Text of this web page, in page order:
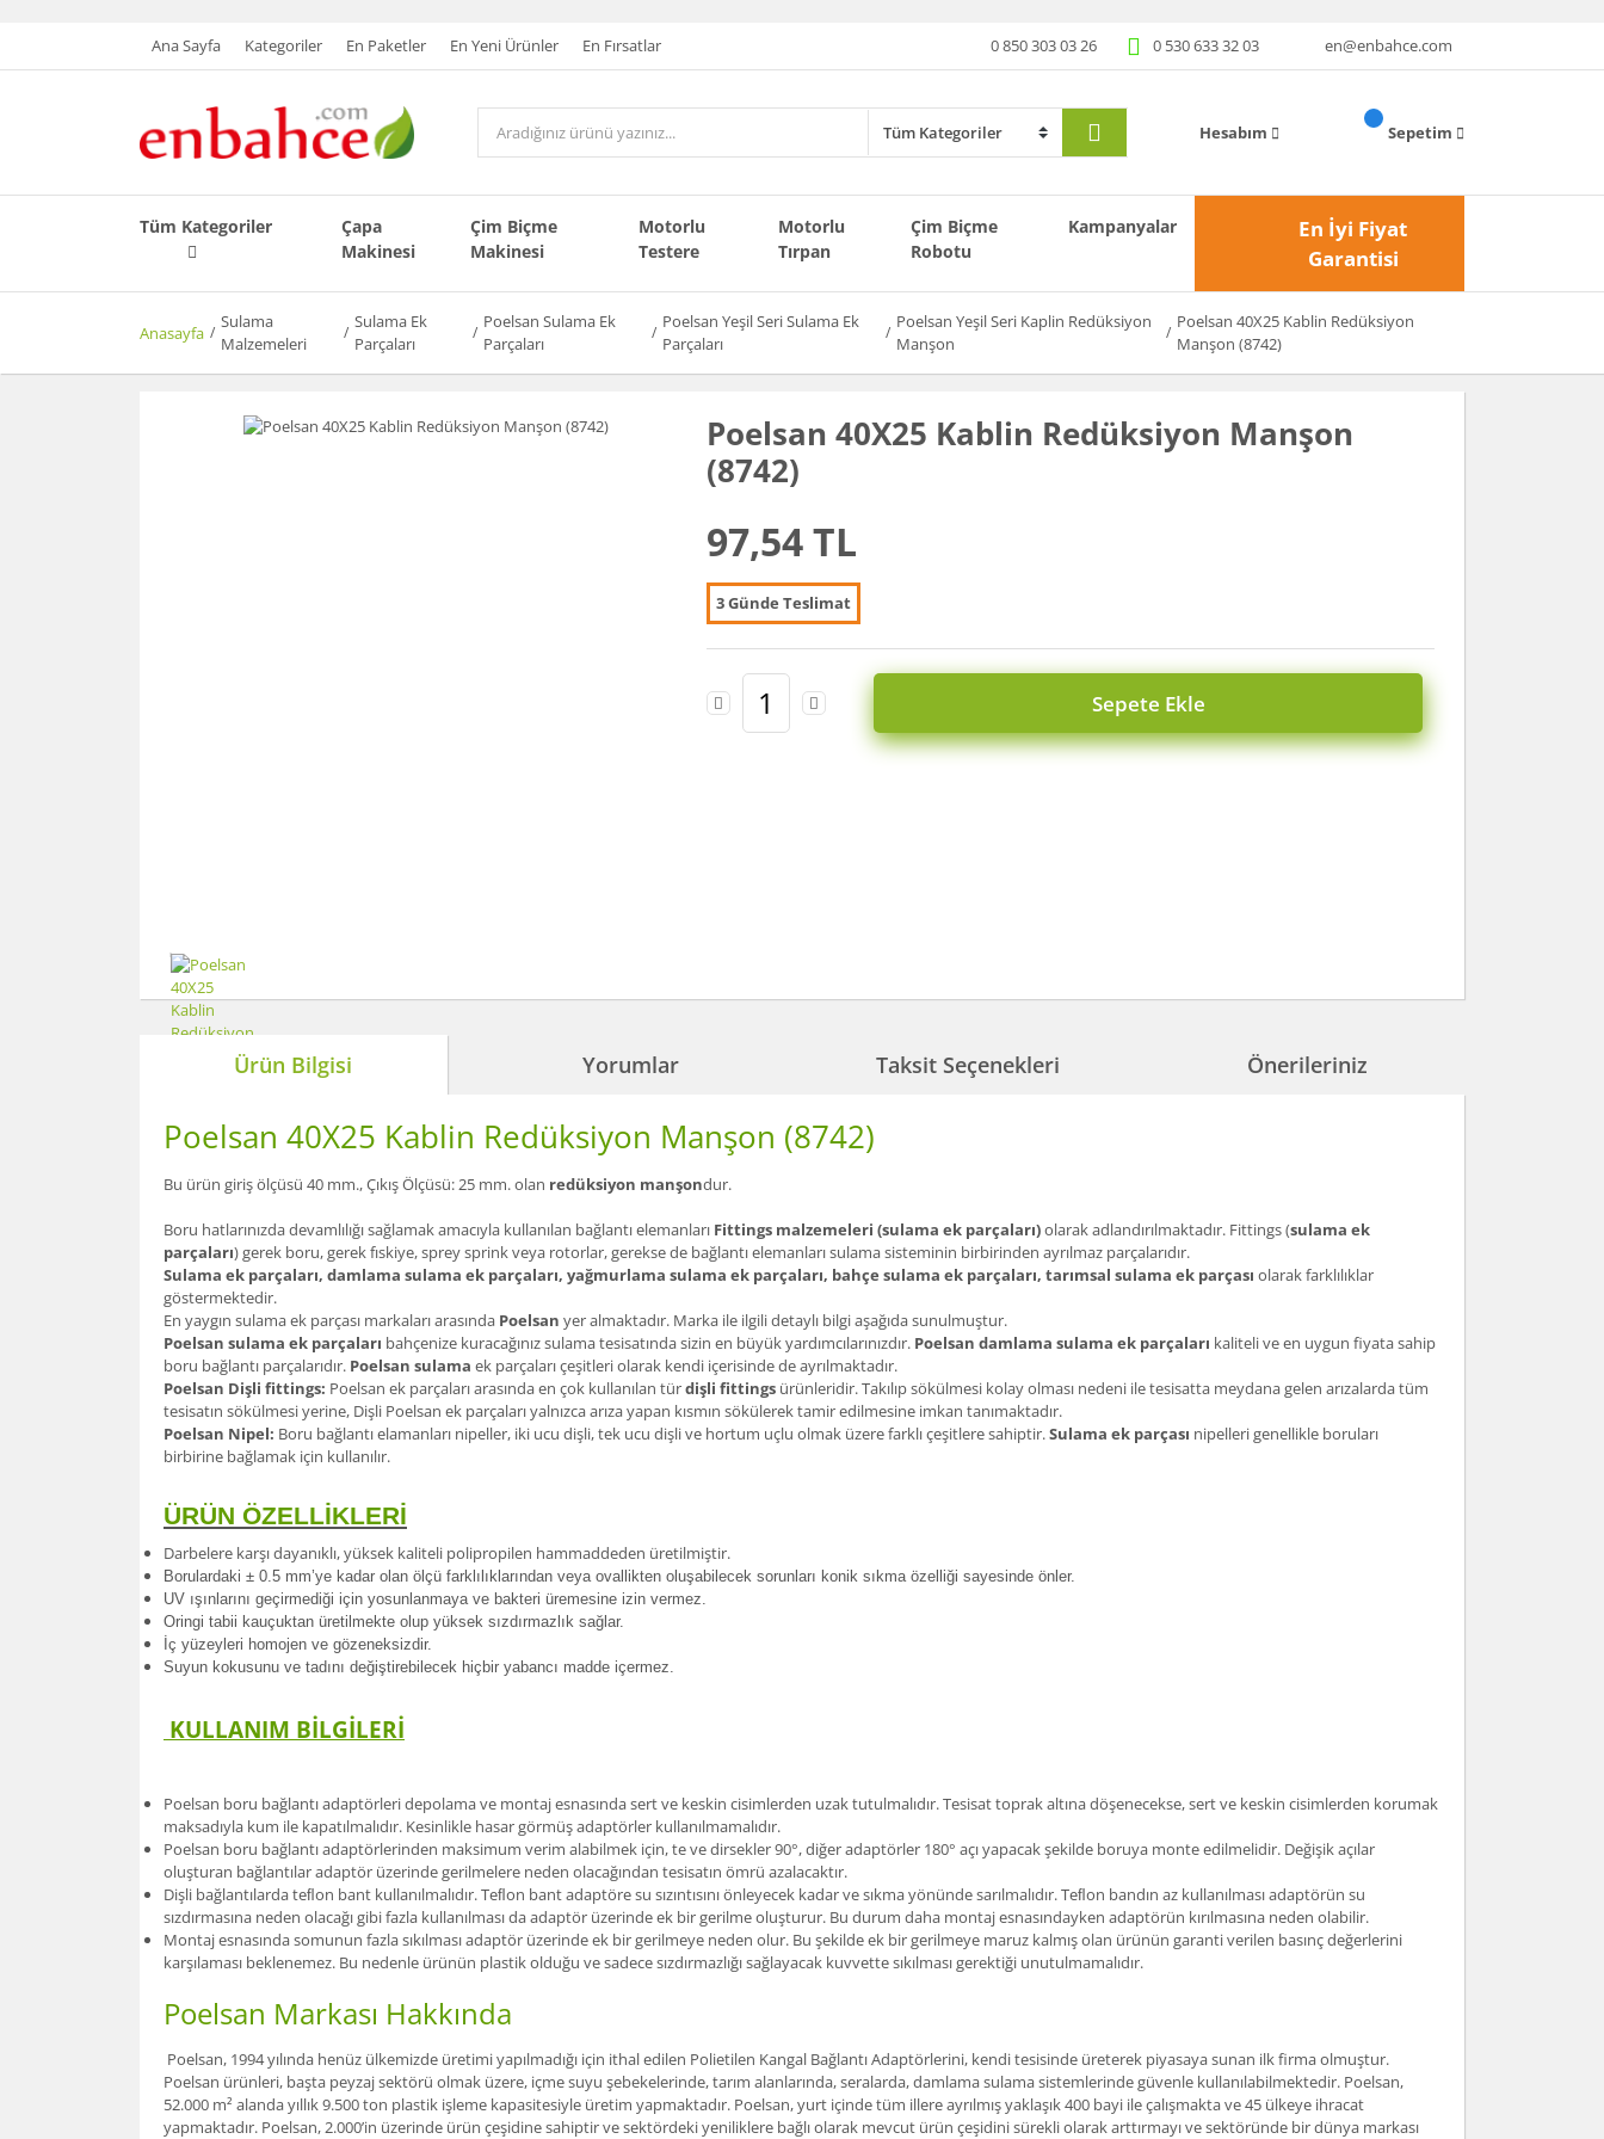
Ana Sayfa Kategoriler En Paketler En Yeni Ürünler En Fırsatlar 0 850 303 03 26 0 530 633 32 03 en@enbahce.com
Hesabım Sepetim
Tüm Kategoriler
Çapa
Makinesi
Çim Biçme
Makinesi
Motorlu
Testere
Motorlu
Tırpan
Çim Biçme
Robotu
Kampanyalar
En İyi Fiyat
Garantisi
Anasayfa
Sulama
Malzemeleri
Sulama Ek
Parçaları
Poelsan Sulama Ek
Parçaları
Poelsan Yeşil Seri Sulama Ek
Parçaları
Poelsan Yeşil Seri Kaplin Redüksiyon
Manşon
Poelsan 40X25 Kablin Redüksiyon
Manşon (8742)
Poelsan 40X25 Kablin Redüksiyon Manşon
(8742)
97,54 TL
3 Günde Teslimat
Sepete Ekle
Ürün Bilgisi Yorumlar Taksit Seçenekleri Önerileriniz
Poelsan 40X25 Kablin Redüksiyon Manşon (8742)
Bu ürün giriş ölçüsü 40 mm., Çıkış Ölçüsü: 25 mm. olan redüksiyon manşondur.
Boru hatlarınızda devamlılığı sağlamak amacıyla kullanılan bağlantı elemanları Fittings malzemeleri (sulama ek parçaları)olarak adlandırılmaktadır. Fittings (sulama ek
parçaları) gerek boru, gerek fıskiye, sprey sprink veya rotorlar, gerekse de bağlantı elemanları sulama sisteminin birbirinden ayrılmaz parçalarıdır.
Sulama ek parçaları, damlama sulama ek parçaları, yağmurlama sulama ek parçaları, bahçe sulama ek parçaları, tarımsal sulama ek parçası olarak farklılıklar
göstermektedir.
En yaygın sulama ek parçası markaları arasında Poelsan yer almaktadır. Marka ile ilgili detaylı bilgi aşağıda sunulmuştur.
Poelsan sulama ek parçaları bahçenize kuracağınız sulama tesisatında sizin en büyük yardımcılarınızdır. Poelsan damlama sulama ek parçaları kaliteli ve en uygun fiyata sahip
boru bağlantı parçalarıdır. Poelsan sulama ek parçaları çeşitleri olarak kendi içerisinde de ayrılmaktadır.
Poelsan Dişli fittings: Poelsan ek parçaları arasında en çok kullanılan türdişli fittings ürünleridir. Takılıp sökülmesi kolay olması nedeni ile tesisatta meydana gelen arızalarda tüm
tesisatın sökülmesi yerine, Dişli Poelsan ek parçaları yalnızca arıza yapan kısmın sökülerek tamir edilmesine imkan tanımaktadır.
Poelsan Nipel: Boru bağlantı elamanları nipeller, iki ucu dişli, tek ucu dişli ve hortum uçlu olmak üzere farklı çeşitlere sahiptir.Sulama ek parçası nipelleri genellikle boruları
birbirine bağlamak için kullanılır.
ÜRÜN ÖZELLİKLERİ
Darbelere karşı dayanıklı, yüksek kaliteli polipropilen hammaddeden üretilmiştir.
Borulardaki ± 0.5 mm’ye kadar olan ölçü farklılıklarından veya ovallikten oluşabilecek sorunları konik sıkma özelliği sayesinde önler.
UV ışınlarını geçirmediği için yosunlanmaya ve bakteri üremesine izin vermez.
Oringi tabii kauçuktan üretilmekte olup yüksek sızdırmazlık sağlar.
İç yüzeyleri homojen ve gözeneksizdir.
Suyun kokusunu ve tadını değiştirebilecek hiçbir yabancı madde içermez.
KULLANIM BİLGİLERİ
Poelsan boru bağlantı adaptörleri depolama ve montaj esnasında sert ve keskin cisimlerden uzak tutulmalıdır. Tesisat toprak altına döşenecekse, sert ve keskin cisimlerden korumak
maksadıyla kum ile kapatılmalıdır. Kesinlikle hasar görmüş adaptörler kullanılmamalıdır.
Poelsan boru bağlantı adaptörlerinden maksimum verim alabilmek için, te ve dirsekler 90°, diğer adaptörler 180° açı yapacak şekilde boruya monte edilmelidir. Değişik açılar
oluşturan bağlantılar adaptör üzerinde gerilmelere neden olacağından tesisatın ömrü azalacaktır.
Dişli bağlantılarda teﬂon bant kullanılmalıdır. Teﬂon bant adaptöre su sızıntısını önleyecek kadar ve sıkma yönünde sarılmalıdır. Teﬂon bandın az kullanılması adaptörün su
sızdırmasına neden olacağı gibi fazla kullanılması da adaptör üzerinde ek bir gerilme oluşturur. Bu durum daha montaj esnasındayken adaptörün kırılmasına neden olabilir.
Montaj esnasında somunun fazla sıkılması adaptör üzerinde ek bir gerilmeye neden olur. Bu şekilde ek bir gerilmeye maruz kalmış olan ürünün garanti verilen basınç değerlerini
karşılaması beklenemez. Bu nedenle ürünün plastik olduğu ve sadece sızdırmazlığı sağlayacak kuvvette sıkılması gerektiği unutulmamalıdır.
Poelsan Markası Hakkında
Poelsan, 1994 yılında henüz ülkemizde üretimi yapılmadığı için ithal edilen Polietilen Kangal Bağlantı Adaptörlerini, kendi tesisinde üreterek piyasaya sunan ilk firma olmuştur.
Poelsan ürünleri, başta peyzaj sektörü olmak üzere, içme suyu şebekelerinde, tarım alanlarında, seralarda, damlama sulama sistemlerinde güvenle kullanılabilmektedir. Poelsan,
52.000 m² alanda yıllık 9.500 ton plastik işleme kapasitesiyle üretim yapmaktadır. Poelsan, yurt içinde tüm illere ayrılmış yaklaşık 400 bayi ile çalışmakta ve 45 ülkeye ihracat
yapmaktadır. Poelsan, 2.000’in üzerinde ürün çeşidine sahiptir ve sektördeki yeniliklere bağlı olarak mevcut ürün çeşidini sürekli olarak arttırmayı ve sektöründe bir dünya markası